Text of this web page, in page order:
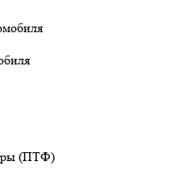
(ПТФ)